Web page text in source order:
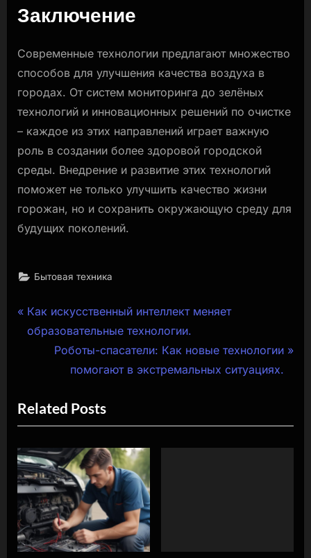
Заключение
Современные технологии предлагают множество
способов для улучшения качества воздуха в
городах. От систем мониторинга до зелёных
технологий и инновационных решений по очистке
– каждое из этих направлений играет важную
роль в создании более здоровой городской
среды. Внедрение и развитие этих технологий
поможет не только улучшить качество жизни
горожан, но и сохранить окружающую среду для
будущих поколений.
Бытовая техника
Навигация
записям
P
r
o
u
s
P
o
s
t
:
Как искусственный интеллект меняет
образовательные технологии.
N
t
P
s
t
:
Роботы-спасатели: Как новые технологии
помогают в экстремальных ситуациях.
Related Posts